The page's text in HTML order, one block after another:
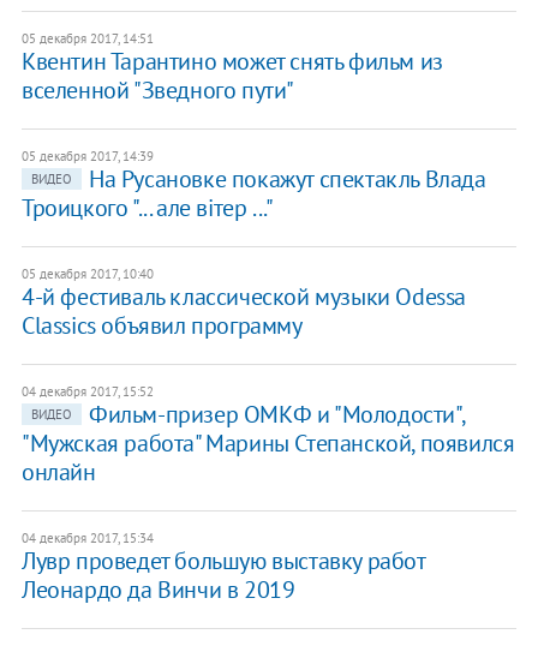
05 декабря 2017, 14:51
Квентин Тарантино может снять фильм из
вселенной "Зведного пути"
05 декабря 2017, 14:39
ВИДЕО
На Русановке покажут спектакль Влада
Троицкого "... але вітер ..."
05 декабря 2017, 10:40
4-й фестиваль классической музыки Odessa
Classics объявил программу
04 декабря 2017, 15:52
ВИДЕО
Фильм-призер ОМКФ и "Молодости",
"Мужская работа" Марины Степанской, появился
онлайн
04 декабря 2017, 15:34
Лувр проведет большую выставку работ
Леонардо да Винчи в 2019